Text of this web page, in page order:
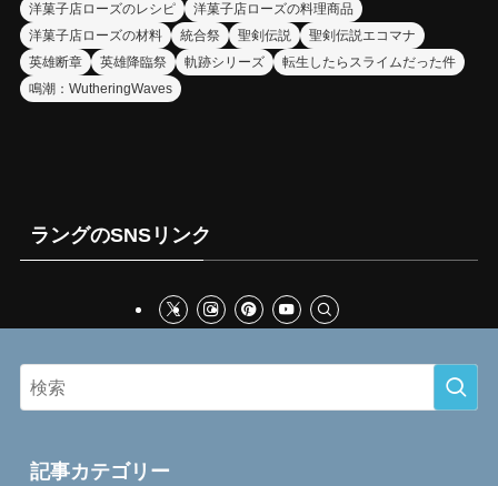
洋菓子店ローズのレシピ
洋菓子店ローズの料理商品
洋菓子店ローズの材料
統合祭 聖剣伝説
聖剣伝説エコマナ
英雄断章
英雄降臨祭 軌跡シリーズ
転生したらスライムだった件
鳴潮：WutheringWaves
ラングのSNSリンク
記事カテゴリー